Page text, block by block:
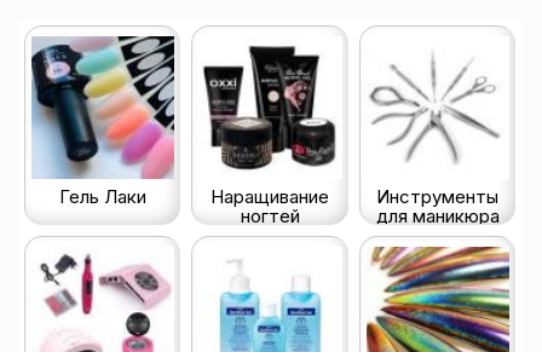
Гель Лаки
Наращивание
ногтей
Инструменты
для маникюра